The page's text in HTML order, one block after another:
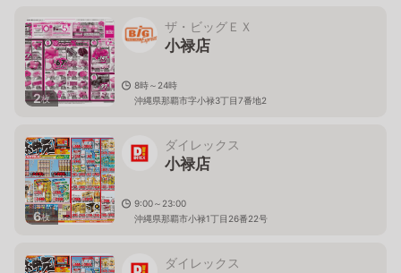
2枚
ザ・ビッグＥＸ
小禄店
8時～24時
沖縄県那覇市字小禄3丁目7番地2
6枚
ダイレックス
小禄店
9:00～23:00
沖縄県那覇市小禄1丁目26番22号
ダイレックス